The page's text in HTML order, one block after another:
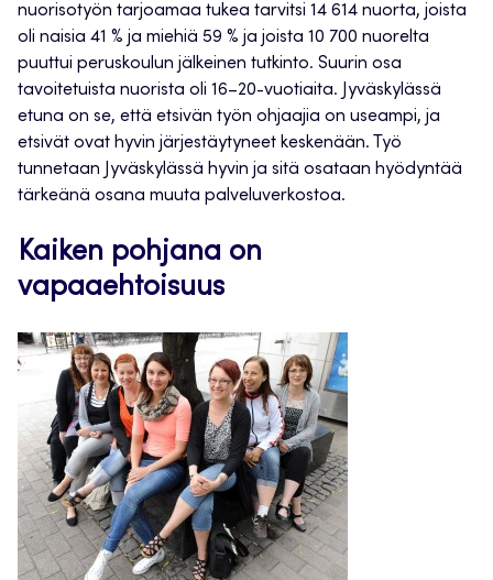
nuorisotyön tarjoamaa tukea tarvitsi 14 614 nuorta, joista
oli naisia 41 % ja miehiä 59 % ja joista 10 700 nuorelta
puuttui peruskoulun jälkeinen tutkinto. Suurin osa
tavoitetuista nuorista oli 16–20-vuotiaita. Jyväskylässä
etuna on se, että etsivän työn ohjaajia on useampi, ja
etsivät ovat hyvin järjestäytyneet keskenään. Työ
tunnetaan Jyväskylässä hyvin ja sitä osataan hyödyntää
tärkeänä osana muuta palveluverkostoa.
Kaiken pohjana on
vapaaehtoisuus